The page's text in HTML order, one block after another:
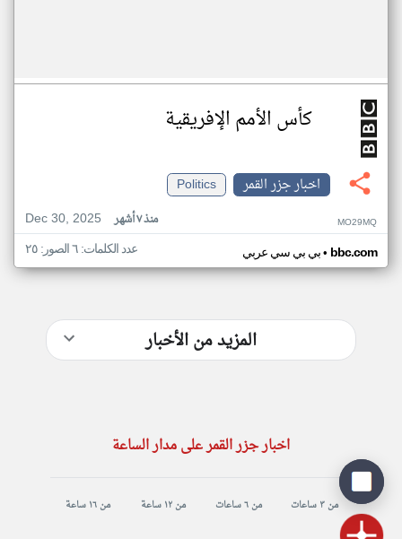
كأس الأمم الإفريقية
اخبار جزر القمر
Politics
Dec 30, 2025
منذ ٧ أشهر MO29MQ
بي بي سي عربي• bbc.com عدد الكلمات: ٦ الصور: ٢٥
المزيد من الأخبار
اخبار جزر القمر على مدار الساعة
من ٣ ساعات من ٦ ساعات من ١٢ ساعة من ١٦ ساعة